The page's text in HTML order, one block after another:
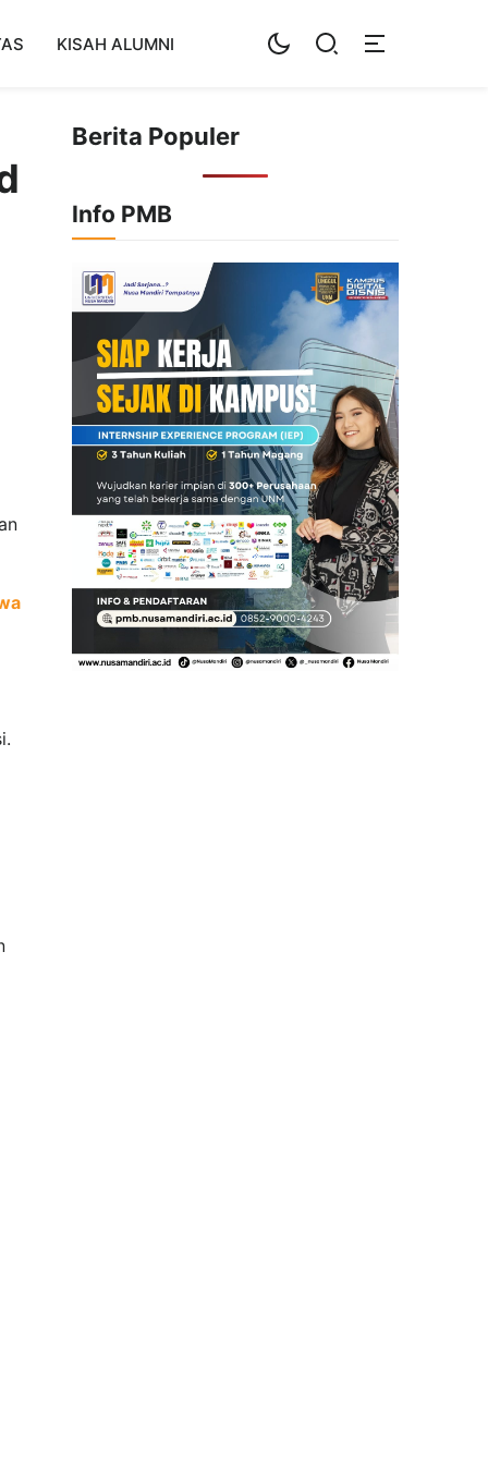
KISAH ALUMNI
Berita Populer
Info PMB